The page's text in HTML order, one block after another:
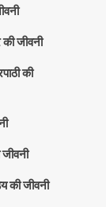
जीवनी
की
जीवनी